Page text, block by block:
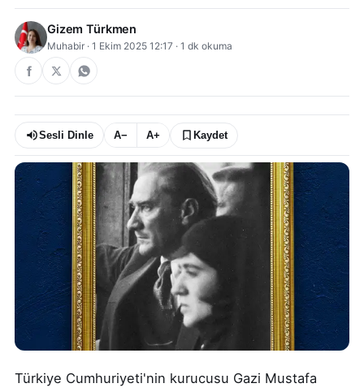
Gizem Türkmen
Muhabir · 1 Ekim 2025 12:17 · 1 dk okuma
Sesli Dinle A− A+ Kaydet
Türkiye Cumhuriyeti'nin kurucusu Gazi Mustafa